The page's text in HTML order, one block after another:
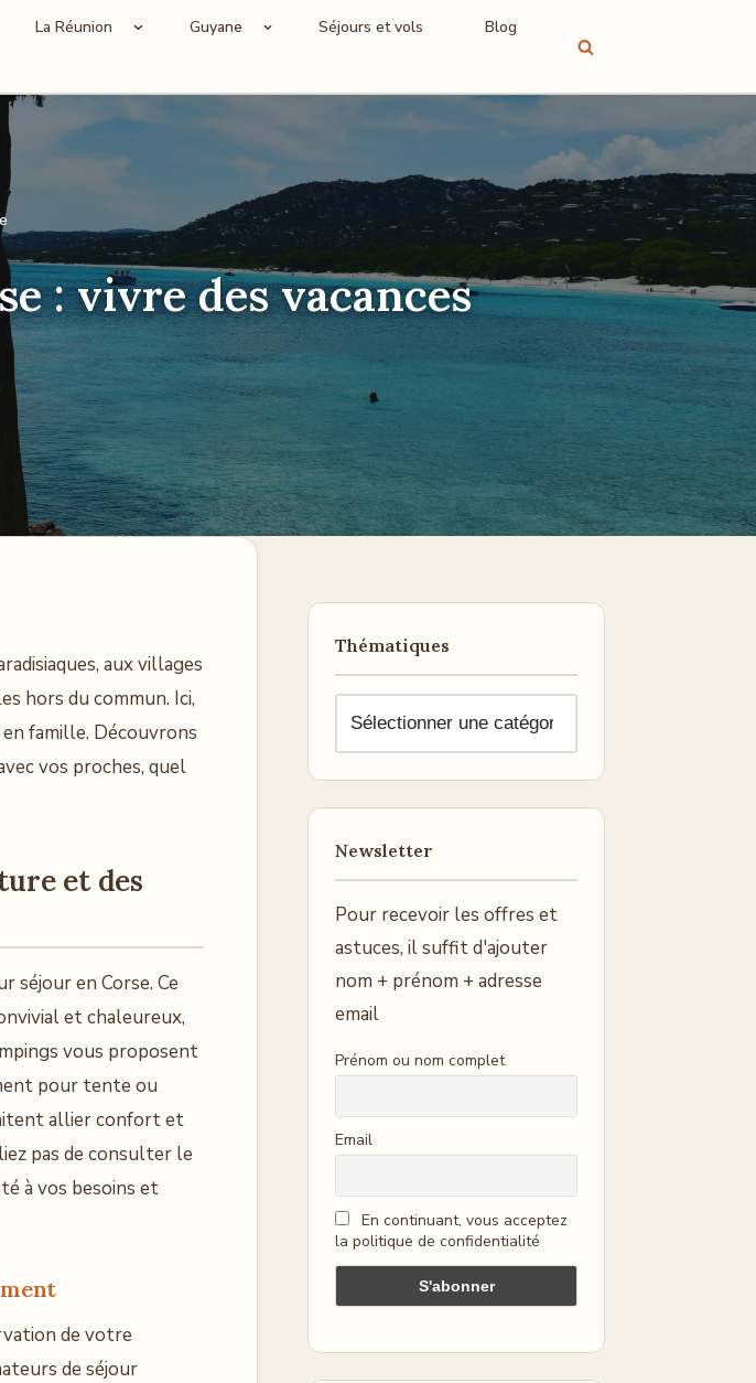
La Réunion Guyane Séjours et vols
Blog
: vivre des vacances
aux villages
hors du commun. Ici,
famille. Découvrons
vos proches, quel
et des
séjour en Corse. Ce
et chaleureux,
vous proposent
pour tente ou
allier confort et
pas de consulter le
à vos besoins et
de votre
de séjour
Thématiques
Newsletter
Pour recevoir les offres et
astuces, il suffit d'ajouter
nom + prénom + adresse
email
Prénom ou nom complet
Email
En continuant, vous acceptez
la politique de confidentialité